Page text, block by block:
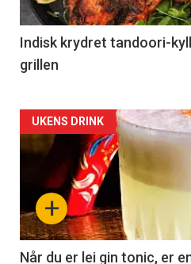
Indisk krydret tandoori-
grillen
Forsiden
akkurat
nå
-
+
UKENS DRINK
Når du er lei gin tonic, er